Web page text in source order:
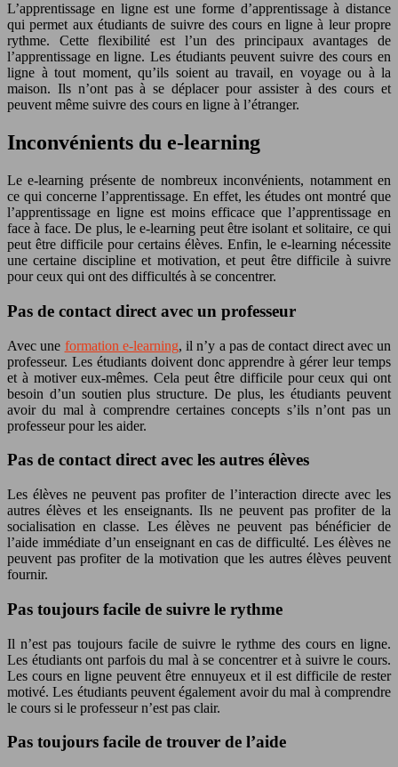
L’apprentissage en ligne est une forme d’apprentissage à distance
qui permet aux étudiants de suivre des cours en ligne à leur propre
rythme. Cette flexibilité est l’un des principaux avantages de
l’apprentissage en ligne. Les étudiants peuvent suivre des cours en
ligne à tout moment, qu’ils soient au travail, en voyage ou à la
maison. Ils n’ont pas à se déplacer pour assister à des cours et
peuvent même suivre des cours en ligne à l’étranger.
Inconvénients du e-learning
Le e-learning présente de nombreux inconvénients, notamment en
ce qui concerne l’apprentissage. En effet, les études ont montré que
l’apprentissage en ligne est moins efficace que l’apprentissage en
face à face. De plus, le e-learning peut être isolant et solitaire, ce qui
peut être difficile pour certains élèves. Enfin, le e-learning nécessite
une certaine discipline et motivation, et peut être difficile à suivre
pour ceux qui ont des difficultés à se concentrer.
Pas de contact direct avec un professeur
Avec une formation e-learning, il n’y a pas de contact direct avec un
professeur. Les étudiants doivent donc apprendre à gérer leur temps
et à motiver eux-mêmes. Cela peut être difficile pour ceux qui ont
besoin d’un soutien plus structure. De plus, les étudiants peuvent
avoir du mal à comprendre certaines concepts s’ils n’ont pas un
professeur pour les aider.
Pas de contact direct avec les autres élèves
Les élèves ne peuvent pas profiter de l’interaction directe avec les
autres élèves et les enseignants. Ils ne peuvent pas profiter de la
socialisation en classe. Les élèves ne peuvent pas bénéficier de
l’aide immédiate d’un enseignant en cas de difficulté. Les élèves ne
peuvent pas profiter de la motivation que les autres élèves peuvent
fournir.
Pas toujours facile de suivre le rythme
Il n’est pas toujours facile de suivre le rythme des cours en ligne.
Les étudiants ont parfois du mal à se concentrer et à suivre le cours.
Les cours en ligne peuvent être ennuyeux et il est difficile de rester
motivé. Les étudiants peuvent également avoir du mal à comprendre
le cours si le professeur n’est pas clair.
Pas toujours facile de trouver de l’aide